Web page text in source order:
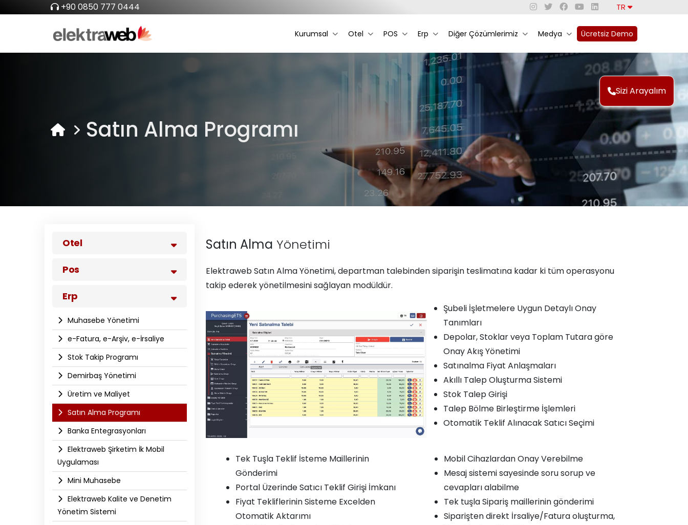
+90 0850 777 0444 TR
Kurumsal Otel POS Erp Diğer Çözümlerimiz Medya Ücretsiz Demo
Sizi Arayalım
Satın Alma Programı
Otel
Pos
Erp
Muhasebe Yönetimi
e-Fatura, e-Arşiv, e-İrsaliye
Stok Takip Programı
Demirbaş Yönetimi
Üretim ve Maliyet
Satın Alma Programı
Banka Entegrasyonları
Elektraweb Şirketim İk Mobil
Uygulaması
Mini Muhasebe
Elektraweb Kalite ve Denetim
Yönetim Sistemi
Satın Alma Yönetimi
Elektraweb Satın Alma Yönetimi, departman talebinden siparişin teslimatına kadar ki tüm operasyonu
takip ederek yönetilmesini sağlayan modüldür.
Şubeli İşletmelere Uygun Detaylı Onay
Tanımları
Depolar, Stoklar veya Toplam Tutara göre
Onay Akış Yönetimi
Satınalma Fiyat Anlaşmaları
Akıllı Talep Oluşturma Sistemi
Stok Talep Girişi
Talep Bölme Birleştirme İşlemleri
Otomatik Teklif Alınacak Satıcı Seçimi
Tek Tuşla Teklif İsteme Maillerinin
Gönderimi
Portal Üzerinde Satıcı Teklif Girişi İmkanı
Fiyat Tekliflerinin Sisteme Excelden
Otomatik Aktarımı
Mobil Cihazlardan Onay Verebilme
Mesaj sistemi sayesinde soru sorup ve
cevapları alabilme
Tek tuşla Sipariş maillerinin gönderimi
Siparişten direkt İrsaliye/Fatura oluşturma,